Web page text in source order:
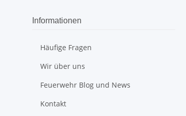
Informationen
Häufige Fragen
Wir über uns
Feuerwehr Blog und News
Kontakt